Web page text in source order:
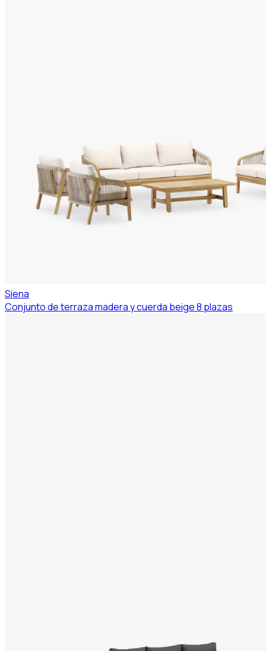
Siena
Conjunto de terraza madera y cuerda beige 8 plazas